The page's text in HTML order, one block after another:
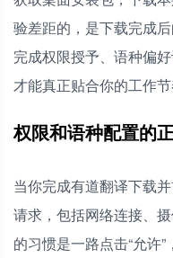
验差距的，是下载完成
完成权限授予、语种偏
才能真正贴合你的工作节
权限和语种配置的
当你完成有道翻译下载
请求，包括网络连接、
的习惯是一路点击“允许